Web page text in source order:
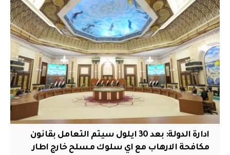
ادارة الدولة: بعد 30 ايلول سيتم التعامل بقانون
مكافحة الارهاب مع اي سلوك مسلح خارج اطار